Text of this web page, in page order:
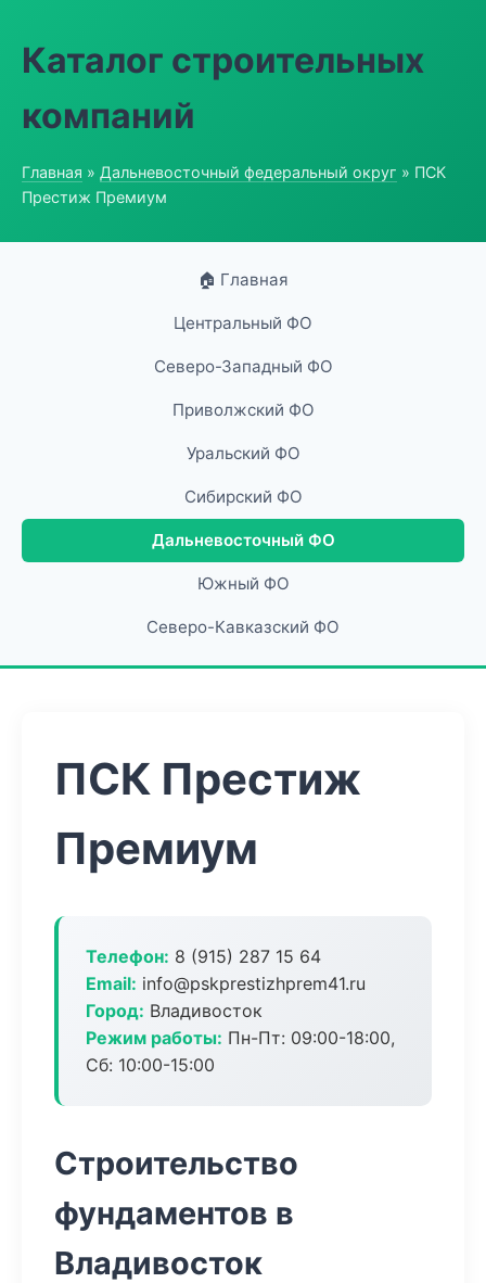
Каталог строительных
компаний
Главная » Дальневосточный федеральный округ » ПСК
Престиж Премиум
🏠 Главная
Центральный ФО
Северо-Западный ФО
Приволжский ФО
Уральский ФО
Сибирский ФО
Дальневосточный ФО
Южный ФО
Северо-Кавказский ФО
ПСК Престиж
Премиум
Телефон: 8 (915) 287 15 64
Email: info@pskprestizhprem41.ru
Город: Владивосток
Режим работы: Пн-Пт: 09:00-18:00,
Сб: 10:00-15:00
Строительство
фундаментов в
Владивосток